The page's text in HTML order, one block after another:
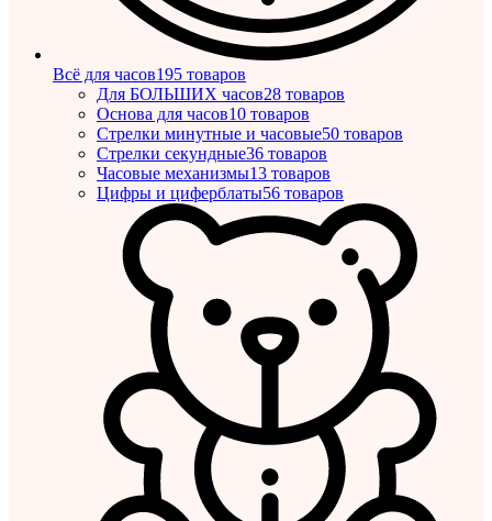
Всё для часов195 товаров
Для БОЛЬШИХ часов28 товаров
Основа для часов10 товаров
Стрелки минутные и часовые50 товаров
Стрелки секундные36 товаров
Часовые механизмы13 товаров
Цифры и циферблаты56 товаров